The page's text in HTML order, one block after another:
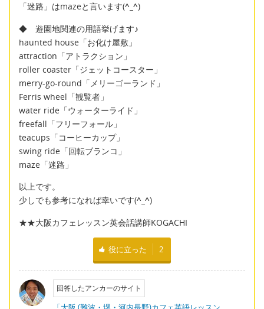
「迷路」はmazeと言います(^_^)
◆ 遊園地関連の用語挙げます♪
haunted house「お化け屋敷」
attraction「アトラクション」
roller coaster「ジェットコースター」
merry-go-round「メリーゴーランド」
Ferris wheel「観覧者」
water ride「ウォーターライド」
freefall「フリーフォール」
teacups「コーヒーカップ」
swing ride「回転ブランコ」
maze「迷路」
以上です。
少しでも参考になれば幸いです(^_^)
★★大阪カフェレッスン英会話講師KOGACHI
役に立った 2
回答したアンカーのサイト